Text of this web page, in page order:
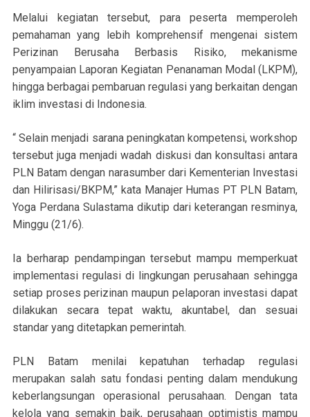
Melalui kegiatan tersebut, para peserta memperoleh
pemahaman yang lebih komprehensif mengenai sistem
Perizinan Berusaha Berbasis Risiko, mekanisme
penyampaian Laporan Kegiatan Penanaman Modal (LKPM),
hingga berbagai pembaruan regulasi yang berkaitan dengan
iklim investasi di Indonesia.
“ Selain menjadi sarana peningkatan kompetensi, workshop
tersebut juga menjadi wadah diskusi dan konsultasi antara
PLN Batam dengan narasumber dari Kementerian Investasi
dan Hilirisasi/BKPM,” kata Manajer Humas PT PLN Batam,
Yoga Perdana Sulastama dikutip dari keterangan resminya,
Minggu (21/6).
Ia berharap pendampingan tersebut mampu memperkuat
implementasi regulasi di lingkungan perusahaan sehingga
setiap proses perizinan maupun pelaporan investasi dapat
dilakukan secara tepat waktu, akuntabel, dan sesuai
standar yang ditetapkan pemerintah.
PLN Batam menilai kepatuhan terhadap regulasi
merupakan salah satu fondasi penting dalam mendukung
keberlangsungan operasional perusahaan. Dengan tata
kelola yang semakin baik, perusahaan optimistis mampu